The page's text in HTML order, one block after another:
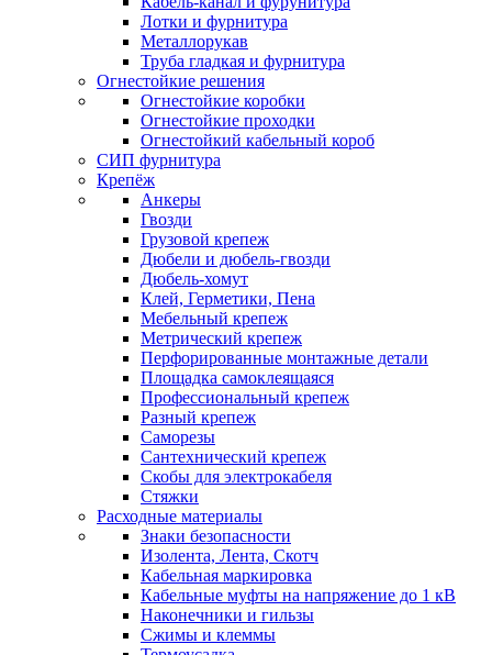
Лотки и фурнитура
Металлорукав
Труба гладкая и фурнитура
Огнестойкие решения
Огнестойкие коробки
Огнестойкие проходки
Огнестойкий кабельный короб
СИП фурнитура
Крепёж
Анкеры
Гвозди
Грузовой крепеж
Дюбели и дюбель-гвозди
Дюбель-хомут
Клей, Герметики, Пена
Мебельный крепеж
Метрический крепеж
Перфорированные монтажные детали
Площадка самоклеящаяся
Профессиональный крепеж
Разный крепеж
Саморезы
Сантехнический крепеж
Скобы для электрокабеля
Стяжки
Расходные материалы
Знаки безопасности
Изолента, Лента, Скотч
Кабельная маркировка
Кабельные муфты на напряжение до 1 кВ
Наконечники и гильзы
Сжимы и клеммы